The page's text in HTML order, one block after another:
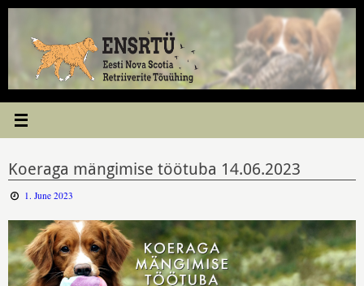
Skip
Koeraga mängimise töötuba 14.06.2023
1. June 2023